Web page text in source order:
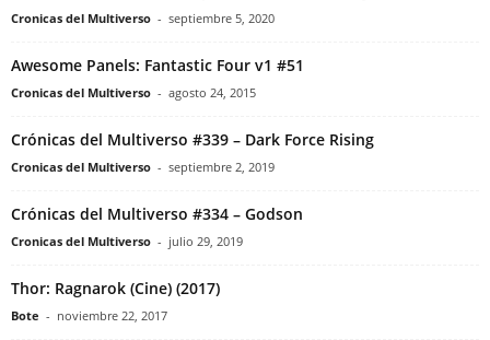
Cronicas del Multiverso - septiembre 5, 2020
Awesome Panels: Fantastic Four v1 #51
Cronicas del Multiverso - agosto 24, 2015
Crónicas del Multiverso #339 – Dark Force Rising
Cronicas del Multiverso - septiembre 2, 2019
Crónicas del Multiverso #334 – Godson
Cronicas del Multiverso - julio 29, 2019
Thor: Ragnarok (Cine) (2017)
Bote - noviembre 22, 2017